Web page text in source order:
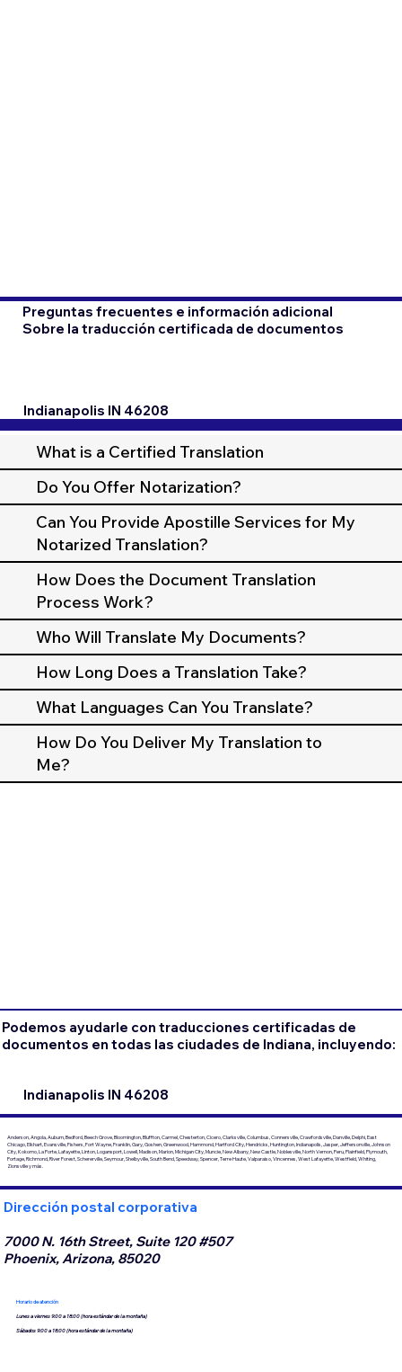
Preguntas frecuentes e información adicional
Sobre la traducción certificada de documentos
Indianapolis IN 46208
What is a Certified Translation
Do You Offer Notarization?
Can You Provide Apostille Services for My
Notarized Translation?
How Does the Document Translation
Process Work?
Who Will Translate My Documents?
How Long Does a Translation Take?
What Languages Can You Translate?
How Do You Deliver My Translation to
Me?
Podemos ayudarle con traducciones certificadas de
documentos en todas las ciudades de Indiana, incluyendo:
Indianapolis IN 46208
Anderson, Angola, Auburn, Bedford, Beech Grove, Bloomington, Bluffton, Carmel, Chesterton, Cicero, Clarksville, Columbus, Connersville, Crawfordsville, Danville, Delphi, East
Chicago, Elkhart, Evansville, Fishers, Fort Wayne, Franklin, Gary, Goshen, Greenwood, Hammond, Hartford City, Hendricks, Huntington, Indianapolis, Jasper, Jeffersonville, Johnson
City, Kokomo, La Porte, Lafayette, Linton, Logansport, Lowell, Madison, Marion, Michigan City, Muncie, New Albany, New Castle, Noblesville, North Vernon, Peru, Plainfield, Plymouth,
Portage, Richmond, River Forest, Schererville, Seymour, Shelbyville, South Bend, Speedway, Spencer, Terre Haute, Valparaiso, Vincennes, West Lafayette, Westfield, Whiting,
Zionsville y más.
Dirección postal corporativa
7000 N. 16th Street, Suite 120 #507
Phoenix, Arizona, 85020
Horario de atención
Lunes a viernes 9:00 a 18:00 (hora estándar de la montaña)
Sábados 9:00 a 18:00 (hora estándar de la montaña)